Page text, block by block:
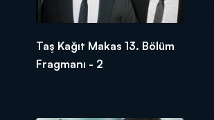
Taş Kağıt Makas 13. Bölüm
Fragmanı - 2